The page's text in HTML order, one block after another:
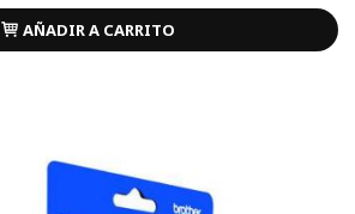
AÑADIR A CARRITO